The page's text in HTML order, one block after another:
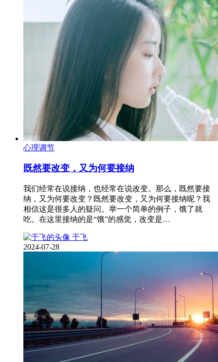
心理调节
既然要改变，又为何要接纳
我们经常在说接纳，也经常在说改变。那么，既然要接
纳，又为何要改变？既然要改变，又为何要接纳呢？我
相信这是很多人的疑问。举一个简单的例子，饿了就
吃。在这里接纳的是“饿”的感觉，改变是…
于飞
2024-07-28